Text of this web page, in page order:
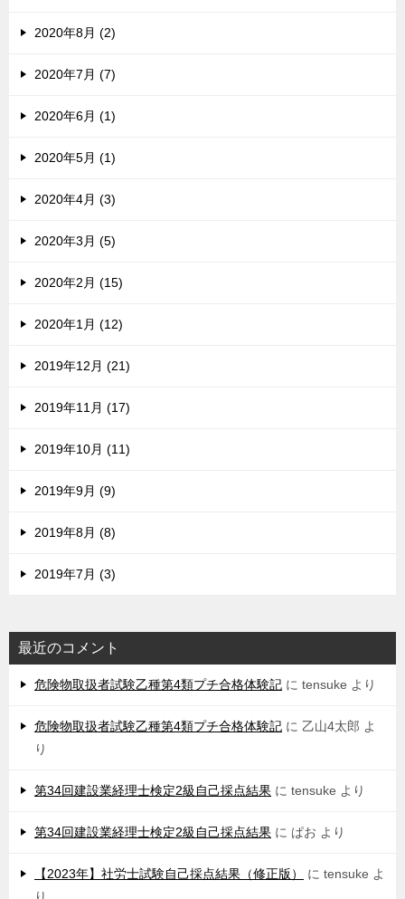
2020年8月 (2)
2020年7月 (7)
2020年6月 (1)
2020年5月 (1)
2020年4月 (3)
2020年3月 (5)
2020年2月 (15)
2020年1月 (12)
2019年12月 (21)
2019年11月 (17)
2019年10月 (11)
2019年9月 (9)
2019年8月 (8)
2019年7月 (3)
最近のコメント
危険物取扱者試験乙種第4類プチ合格体験記 に tensuke より
危険物取扱者試験乙種第4類プチ合格体験記 に 乙山4太郎 よ
り
第34回建設業経理士検定2級自己採点結果 に tensuke より
第34回建設業経理士検定2級自己採点結果 に ぱお より
【2023年】社労士試験自己採点結果（修正版） に tensuke よ